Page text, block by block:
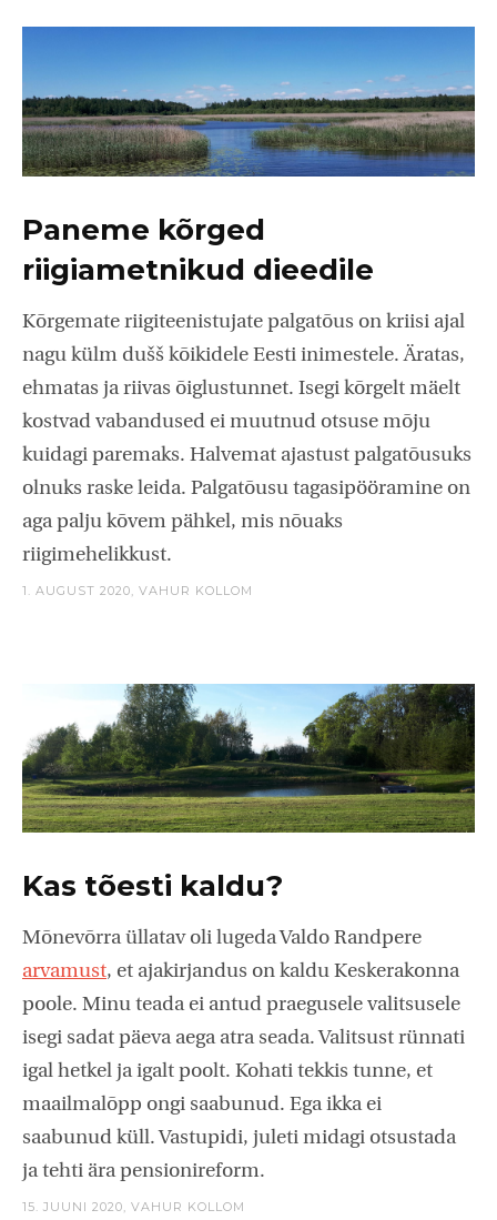
Paneme kõrged
riigiametnikud dieedile
Kõrgemate riigiteenistujate palgatõus on kriisi ajal
nagu külm dušš kõikidele Eesti inimestele. Äratas,
ehmatas ja riivas õiglustunnet. Isegi kõrgelt mäelt
kostvad vabandused ei muutnud otsuse mõju
kuidagi paremaks. Halvemat ajastust palgatõusuks
olnuks raske leida. Palgatõusu tagasipööramine on
aga palju kõvem pähkel, mis nõuaks
riigimehelikkust.
1. AUGUST 2020, VAHUR KOLLOM
Kas tõesti kaldu?
Mõnevõrra üllatav oli lugeda Valdo Randpere
arvamust, et ajakirjandus on kaldu Keskerakonna
poole. Minu teada ei antud praegusele valitsusele
isegi sadat päeva aega atra seada. Valitsust rünnati
igal hetkel ja igalt poolt. Kohati tekkis tunne, et
maailmalõpp ongi saabunud. Ega ikka ei
saabunud küll. Vastupidi, juleti midagi otsustada
ja tehti ära pensionireform.
15. JUUNI 2020, VAHUR KOLLOM